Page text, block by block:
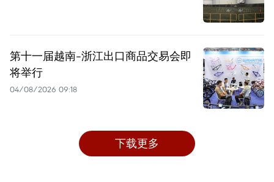
第十一届越南-浙江出口商品交易会即
将举行
04/08/2026 09:18
下载更多